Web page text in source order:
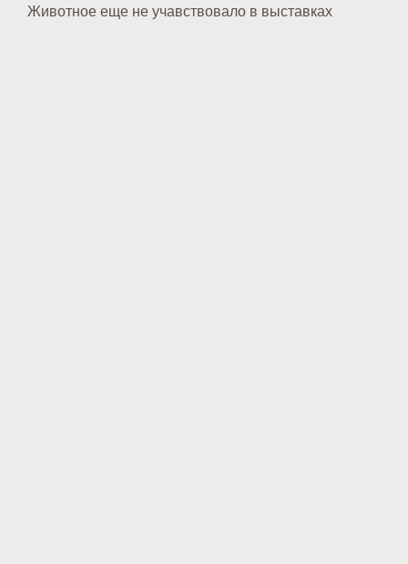
Животное еще не учавствовало в выставках